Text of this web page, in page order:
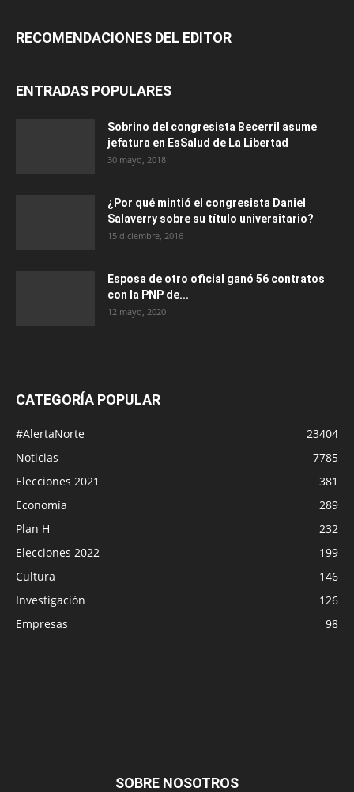
RECOMENDACIONES DEL EDITOR
ENTRADAS POPULARES
Sobrino del congresista Becerril asume
jefatura en EsSalud de La Libertad
30 mayo, 2018
¿Por qué mintió el congresista Daniel
Salaverry sobre su título universitario?
15 diciembre, 2016
Esposa de otro oficial ganó 56 contratos
con la PNP de...
12 mayo, 2020
CATEGORÍA POPULAR
#AlertaNorte
23404
Noticias
7785
Elecciones 2021
381
Economía
289
Plan H
232
Elecciones 2022
199
Cultura
146
Investigación
126
Empresas
98
SOBRE NOSOTROS